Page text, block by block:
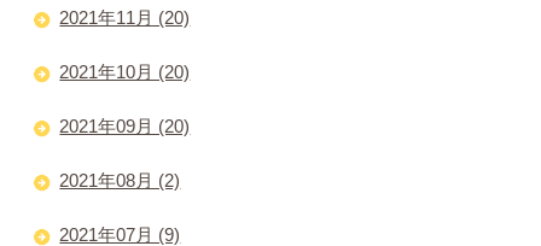
2021年11月 (20)
2021年10月 (20)
2021年09月 (20)
2021年08月 (2)
2021年07月 (9)